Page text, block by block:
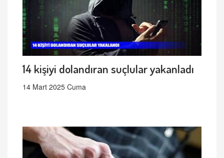
14 kişiyi dolandıran suçlular yakanladı
14 Mart 2025 Cuma